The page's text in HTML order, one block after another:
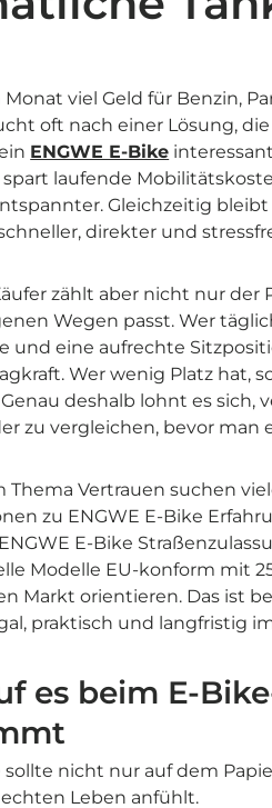
Monat viel Geld für Benzin,
oft nach einer Lösung,
ENGWE E-Bike
spart laufende
Gleichzeitig
direkter und
zählt aber nicht nur der
Wegen passt. Wer
und eine aufrechte
Wer wenig Platz hat,
Genau deshalb lohnt es sich,
zu vergleichen, bevor man
Thema Vertrauen suchen
zu ENGWE E-Bike
E-Bike
Modelle EU-konform mit
Markt orientieren. Das ist
praktisch und langfristig
es beim E-
sollte nicht nur auf dem
Leben anfühlt.